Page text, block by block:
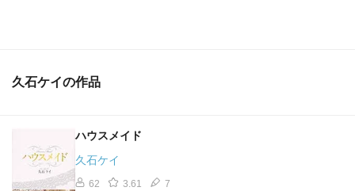
久石ケイの作品
ハウスメイド
久石ケイ
62 3.61 7